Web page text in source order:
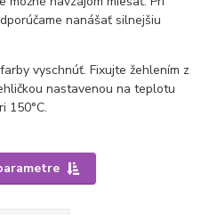
nanášať silnejšiu
vyschnúť. Fixujte žehlením z
nastavenou na teplotu
150°C.